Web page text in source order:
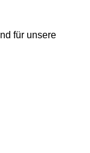
für unsere